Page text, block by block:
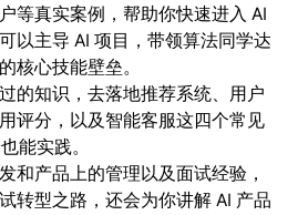
等真实案例，帮助你快速进入 AI
以主导 AI 项目，带领算法同学达
核心技能壁垒。
的知识，去落地推荐系统、用户
评分，以及智能客服这四个常见
能实践。
和产品上的管理以及面试经验，
转型之路，还会为你讲解 AI 产品